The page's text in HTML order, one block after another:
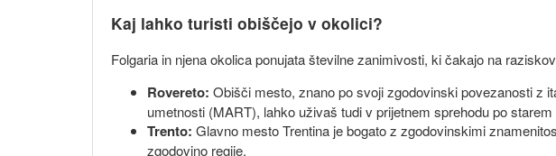
Kaj lahko turisti obiščejo v okolici?
Folgaria in njena okolica ponujata številne zanimivosti, ki čakajo na
Rovereto: Obišči mesto, znano po svoji zgodovinski povezanosti z
umetnosti (MART), lahko uživaš tudi v prijetnem sprehodu po
Trento: Glavno mesto Trentina je bogato z zgodovinskimi
zgodovino regije.